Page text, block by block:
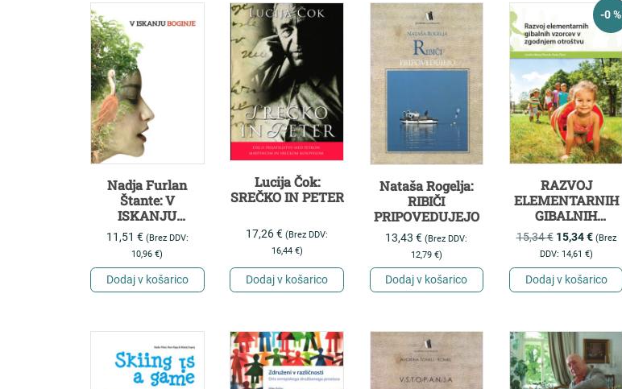
Nadja Furlan
Štante: V
ISKANJU
BOGINJE
11,51 € (Brez DDV:
10,96€)
Dodaj v košarico
Lucija Čok:
SREČKO IN PETER
17,26€ (Brez DDV:
16,44 €)
Dodaj v košarico
Nataša Rogelja:
RIBIČI
PRIPOVEDUJEJO
13,43€ (Brez DDV:
12,79 €)
Dodaj v košarico
-0 %
RAZVOJ
ELEMENTARNIH
GIBALNIH
VZORCEV V
ZGODNJEM
OTROŠTVU
15,34€ 15,34€ (Brez
DDV: 14,61 €)
Dodaj v košarico